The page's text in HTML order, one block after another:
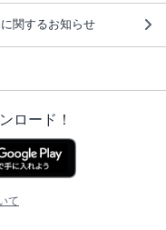
関するお知らせ
ロード！
て